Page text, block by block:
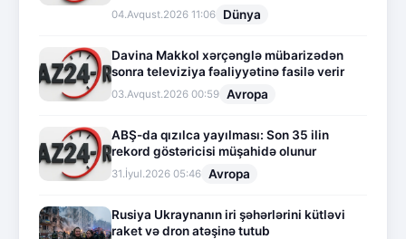
04.Avqust.2026 11:06 Dünya
Davina Makkol xərçənglə mübarizədən
sonra televiziya fəaliyyətinə fasilə verir
03.Avqust.2026 00:59 Avropa
ABŞ-da qızılca yayılması: Son 35 ilin
rekord göstəricisi müşahidə olunur
31.İyul.2026 05:46 Avropa
Rusiya Ukraynanın iri şəhərlərini kütləvi
raket və dron atəşinə tutub